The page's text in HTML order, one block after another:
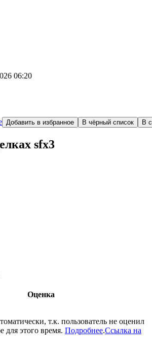
06:20
Добавить в избранное В чёрный список В
sfx3
Оценка
т.к. пользователь не оценил
для этого время. Подробнее.Ссылка на